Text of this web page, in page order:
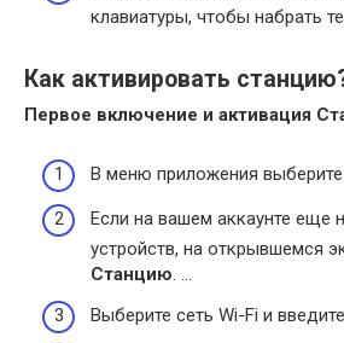
клавиатуры, чтобы набрать
Как активировать
Первое включение и активация
В меню приложения выберите
Если на вашем аккаунте еще
устройств, на открывшемся
Станцию. …
Выберите сеть Wi-Fi и